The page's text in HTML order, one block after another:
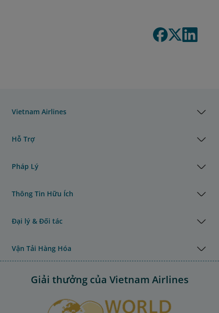
Vietnam Airlines
Hỗ Trợ
Pháp Lý
Thông Tin Hữu Ích
Đại lý & Đối tác
Vận Tải Hàng Hóa
Giải thưởng của Vietnam Airlines